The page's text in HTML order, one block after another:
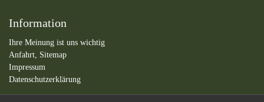
Information
Ihre Meinung ist uns wichtig
Anfahrt, Sitemap
Impressum
Datenschutzerklärung